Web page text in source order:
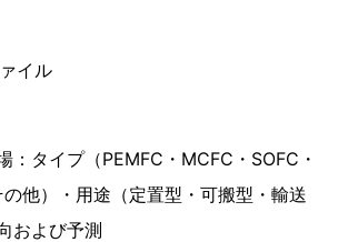
イル
：タイプ（PEMFC・MCFC・SOFC・
他）・用途（定置型・可搬型・輸送
および予測